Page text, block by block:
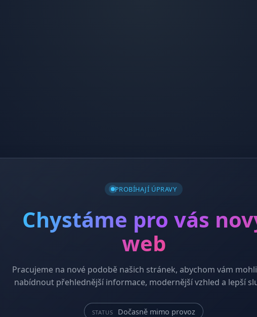
PROBÍHAJÍ ÚPRAVY
Chystáme pro vás
web
Pracujeme na nové podobě našich stránek, abychom vám
nabídnout přehlednější informace, modernější vzhled a lepší
STATUS Dočasně mimo provoz